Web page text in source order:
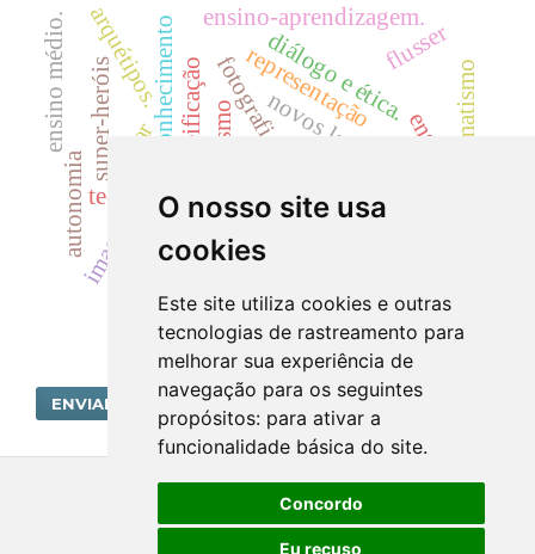
O nosso site usa
cookies
Este site utiliza cookies e outras
tecnologias de rastreamento para
melhorar sua experiência de
navegação para os seguintes
propósitos: para ativar a
funcionalidade básica do site.
Concordo
Eu recuso
empreendedorismo
reificação novos layouts
diálogo e ética.
método reflexivo
tecnologia.
fotografia
autonomia
pragmatismo
conhecimento
arquétipos.
paidéia
super-heróis
imagem
representação
ensino médio. ensino-aprendizagem.
metodologia
ensino
flusser
ética
bar
ENVIAR SUBMISSÃO